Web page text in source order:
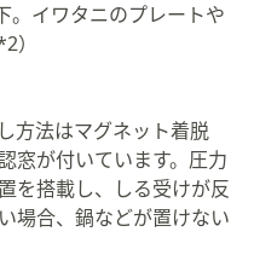
。イワタニのプレートや
）
方法はマグネット着脱
窓が付いています。圧力
を搭載し、しる受けが反
場合、鍋などが置けない